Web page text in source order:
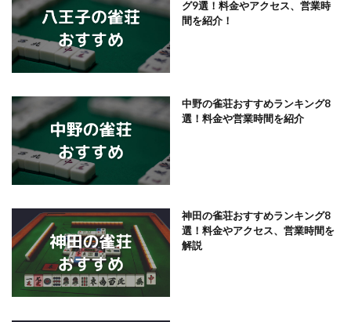
グ9選！料金やアクセス、営業時
間を紹介！
中野の雀荘おすすめランキング8
選！料金や営業時間を紹介
神田の雀荘おすすめランキング8
選！料金やアクセス、営業時間を
解説